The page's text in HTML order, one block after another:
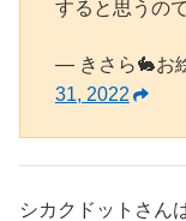
すると思うの
— きさら🐇お
31, 2022
シカクドットさん